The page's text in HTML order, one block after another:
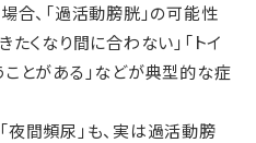
合、「過活動膀胱」の可能性
たくなり間に合わない」「トイ
ことがある」などが典型的な症
夜間頻尿」も、実は過活動膀